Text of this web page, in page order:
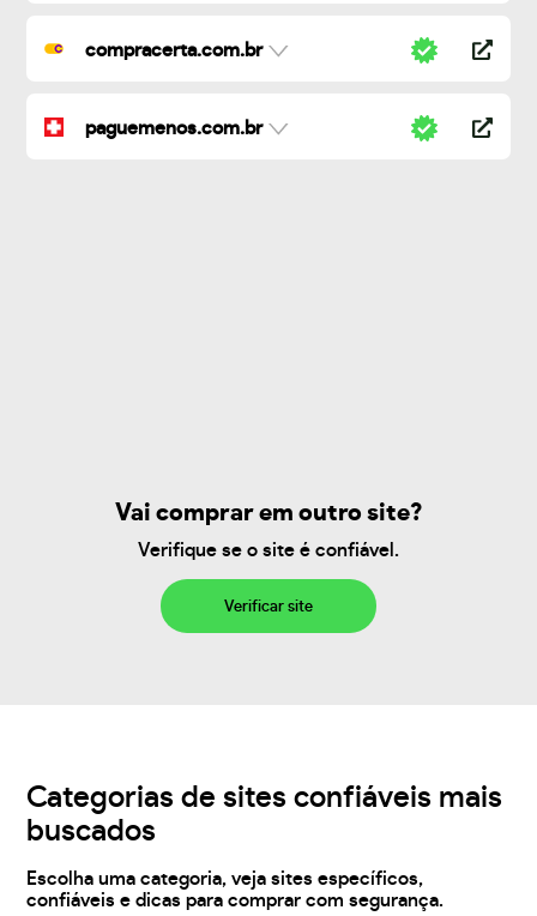
compracerta.com.br
paguemenos.com.br
Vai comprar em outro site?
Verifique se o site é confiável.
Verificar site
Categorias de sites confiáveis mais
buscados
Escolha uma categoria, veja sites específicos,
confiáveis e dicas para comprar com segurança.